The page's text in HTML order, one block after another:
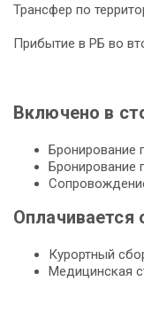
Трансфер по
Прибытие в РБ во
Включено в
Бронирование
Бронирование
Оплачивается
Курортный
Медицинская